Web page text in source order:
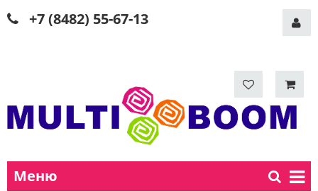
+7 (8482) 55-67-13
Меню